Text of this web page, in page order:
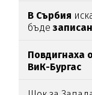
В Сърбия
бъде
Повдигнаха
ВиК-Бургас